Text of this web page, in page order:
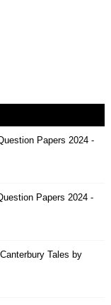
Papers 2024 -
Papers 2024 -
Tales by